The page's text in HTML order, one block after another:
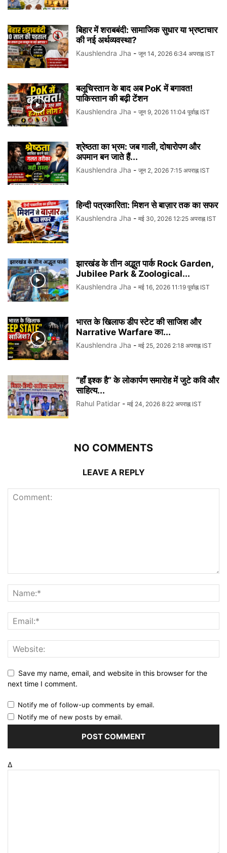
बिहार में शराबबंदी: सामाजिक सुधार या भ्रष्टाचार
की नई अर्थव्यवस्था?
Kaushlendra Jha - जून 14, 2026 6:34 अपराह्न IST
बलूचिस्तान के बाद अब PoK में बगावत!
पाकिस्तान की बढ़ी टेंशन
Kaushlendra Jha - जून 9, 2026 11:04 पूर्वाह्न IST
श्रेष्ठता का भ्रम: जब गाली, दोषारोपण और
अपमान बन जाते हैं...
Kaushlendra Jha - जून 2, 2026 7:15 अपराह्न IST
हिन्दी पत्रकारिता: मिशन से बाज़ार तक का सफर
Kaushlendra Jha - मई 30, 2026 12:25 अपराह्न IST
झारखंड के तीन अद्भुत पार्क Rock Garden,
Jubilee Park & Zoological...
Kaushlendra Jha - मई 16, 2026 11:19 पूर्वाह्न IST
भारत के खिलाफ डीप स्टेट की साजिश और
Narrative Warfare का...
Kaushlendra Jha - मई 25, 2026 2:18 अपराह्न IST
“हाँ इश्क है” के लोकार्पण समारोह में जुटे कवि और
साहित्य...
Rahul Patidar - मई 24, 2026 8:22 अपराह्न IST
NO COMMENTS
LEAVE A REPLY
Save my name, email, and website in this browser for the
next time I comment.
Notify me of follow-up comments by email.
Notify me of new posts by email.
Δ